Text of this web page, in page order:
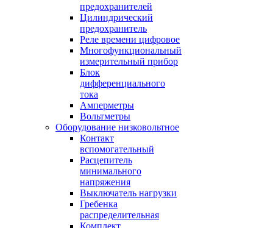
предохранителей
Цилиндрический
предохранитель
Реле времени цифровое
Многофункциональный
измерительный прибор
Блок
дифференциального
тока
Амперметры
Вольтметры
Оборудование низковольтное
Контакт
вспомогательный
Расцепитель
минимального
напряжения
Выключатель нагрузки
Гребенка
распределительная
Комплект